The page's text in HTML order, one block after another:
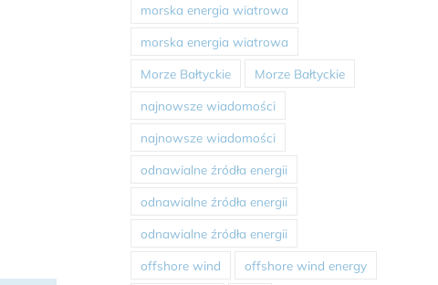
morska energia wiatrowa
morska energia wiatrowa
Morze Bałtyckie Morze Bałtyckie
najnowsze wiadomości
najnowsze wiadomości
odnawialne źródła energii
odnawialne źródła energii
odnawialne źródła energii
offshore wind offshore wind energy